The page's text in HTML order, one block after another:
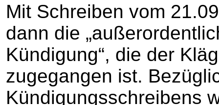
Mit Schreiben vom
dann die
Kündigung“, die der
zugegangen ist.
Kündigungsschreibens